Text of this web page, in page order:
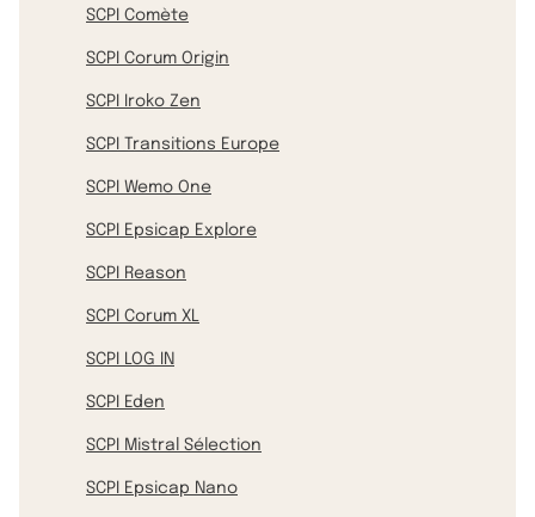
SCPI Comète
SCPI Corum Origin
SCPI Iroko Zen
SCPI Transitions Europe
SCPI Wemo One
SCPI Epsicap Explore
SCPI Reason
SCPI Corum XL
SCPI LOG IN
SCPI Eden
SCPI Mistral Sélection
SCPI Epsicap Nano